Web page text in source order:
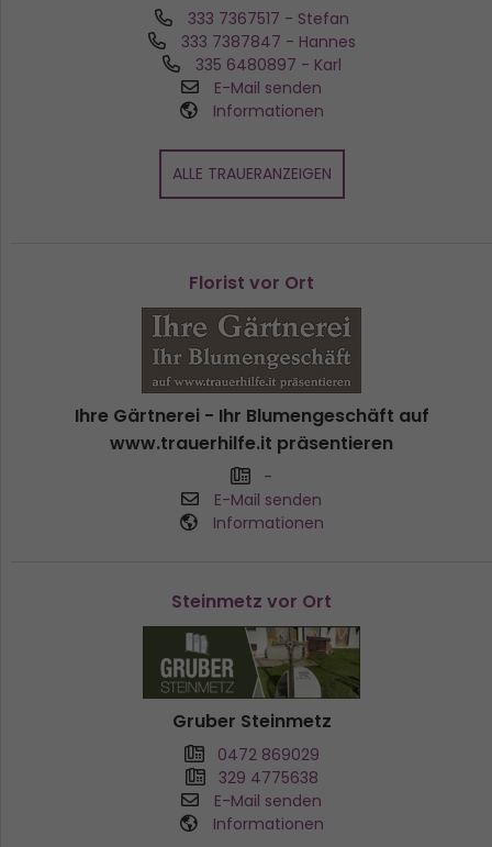
333 7367517 - Stefan
333 7387847 - Hannes
335 6480897 - Karl
E-Mail senden
Informationen
ALLE TRAUERANZEIGEN
Florist vor Ort
Ihre Gärtnerei - Ihr Blumengeschäft auf
www.trauerhilfe.it präsentieren
-
E-Mail senden
Informationen
Steinmetz vor Ort
Gruber Steinmetz
0472 869029
329 4775638
E-Mail senden
Informationen